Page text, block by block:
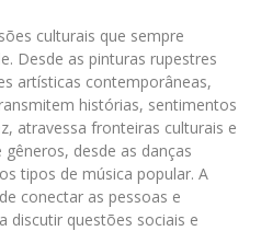
culturais que sempre
Desde as pinturas rupestres
artísticas contemporâneas,
histórias, sentimentos
atravessa fronteiras culturais e
desde as danças
tipos de música popular. A
conectar as pessoas e
discutir questões sociais e